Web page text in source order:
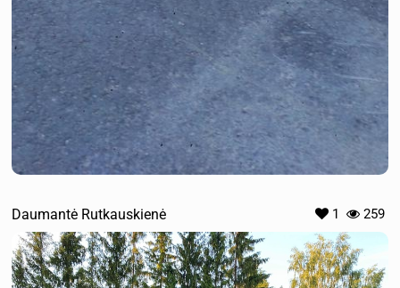
Daumantė Rutkauskienė 1 259